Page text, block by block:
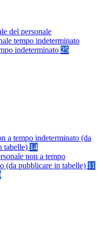
del personale
tempo indeterminato
indeterminato 25
a tempo indeterminato (da
tabelle) 14
non a tempo
(da pubblicare in tabelle) 11